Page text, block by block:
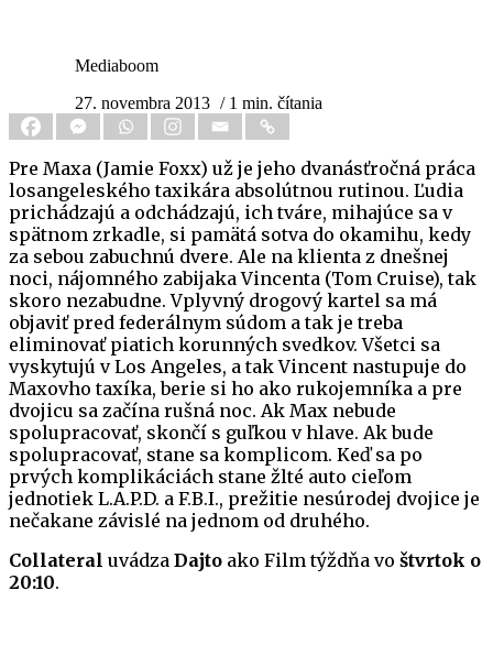
Mediaboom
27. novembra 2013 / 1 min. čítania
Pre Maxa (Jamie Foxx) už je jeho dvanásťročná práca
losangeleského taxikára absolútnou rutinou. Ľudia
prichádzajú a odchádzajú, ich tváre, mihajúce sa v
spätnom zrkadle, si pamätá sotva do okamihu, kedy
za sebou zabuchnú dvere. Ale na klienta z dnešnej
noci, nájomného zabijaka Vincenta (Tom Cruise), tak
skoro nezabudne. Vplyvný drogový kartel sa má
objaviť pred federálnym súdom a tak je treba
eliminovať piatich korunných svedkov. Všetci sa
vyskytujú v Los Angeles, a tak Vincent nastupuje do
Maxovho taxíka, berie si ho ako rukojemníka a pre
dvojicu sa začína rušná noc. Ak Max nebude
spolupracovať, skončí s guľkou v hlave. Ak bude
spolupracovať, stane sa komplicom. Keď sa po
prvých komplikáciách stane žlté auto cieľom
jednotiek L.A.P.D. a F.B.I., prežitie nesúrodej dvojice je
nečakane závislé na jednom od druhého.
Collateral uvádza Dajto ako Film týždňa vo štvrtok o
20:10.